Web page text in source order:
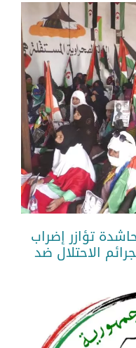
تؤازر إضراب
الاحتلال ضد